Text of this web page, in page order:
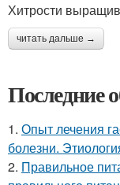
Хитрости
читать дальше →
Последние
1. Опыт лечения
болезни.
2. Правильное